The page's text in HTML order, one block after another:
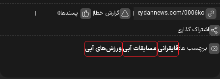
گزارش خطا پسندها0
اشتراک گذاری
برچسب ها:قایقرانیمسابقات آبیورزش‌های آبی